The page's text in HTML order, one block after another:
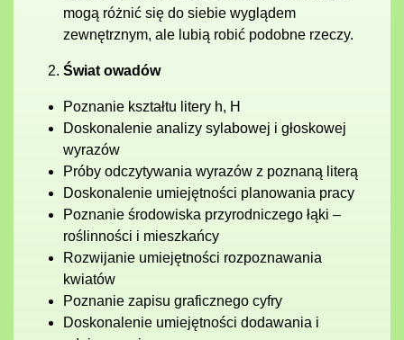
mogą różnić się do siebie wyglądem
zewnętrznym, ale lubią robić podobne rzeczy.
Świat owadów
Poznanie kształtu litery h, H
Doskonalenie analizy sylabowej i głoskowej
wyrazów
Próby odczytywania wyrazów z poznaną literą
Doskonalenie umiejętności planowania pracy
Poznanie środowiska przyrodniczego łąki –
roślinności i mieszkańcy
Rozwijanie umiejętności rozpoznawania
kwiatów
Poznanie zapisu graficznego cyfry
Doskonalenie umiejętności dodawania i